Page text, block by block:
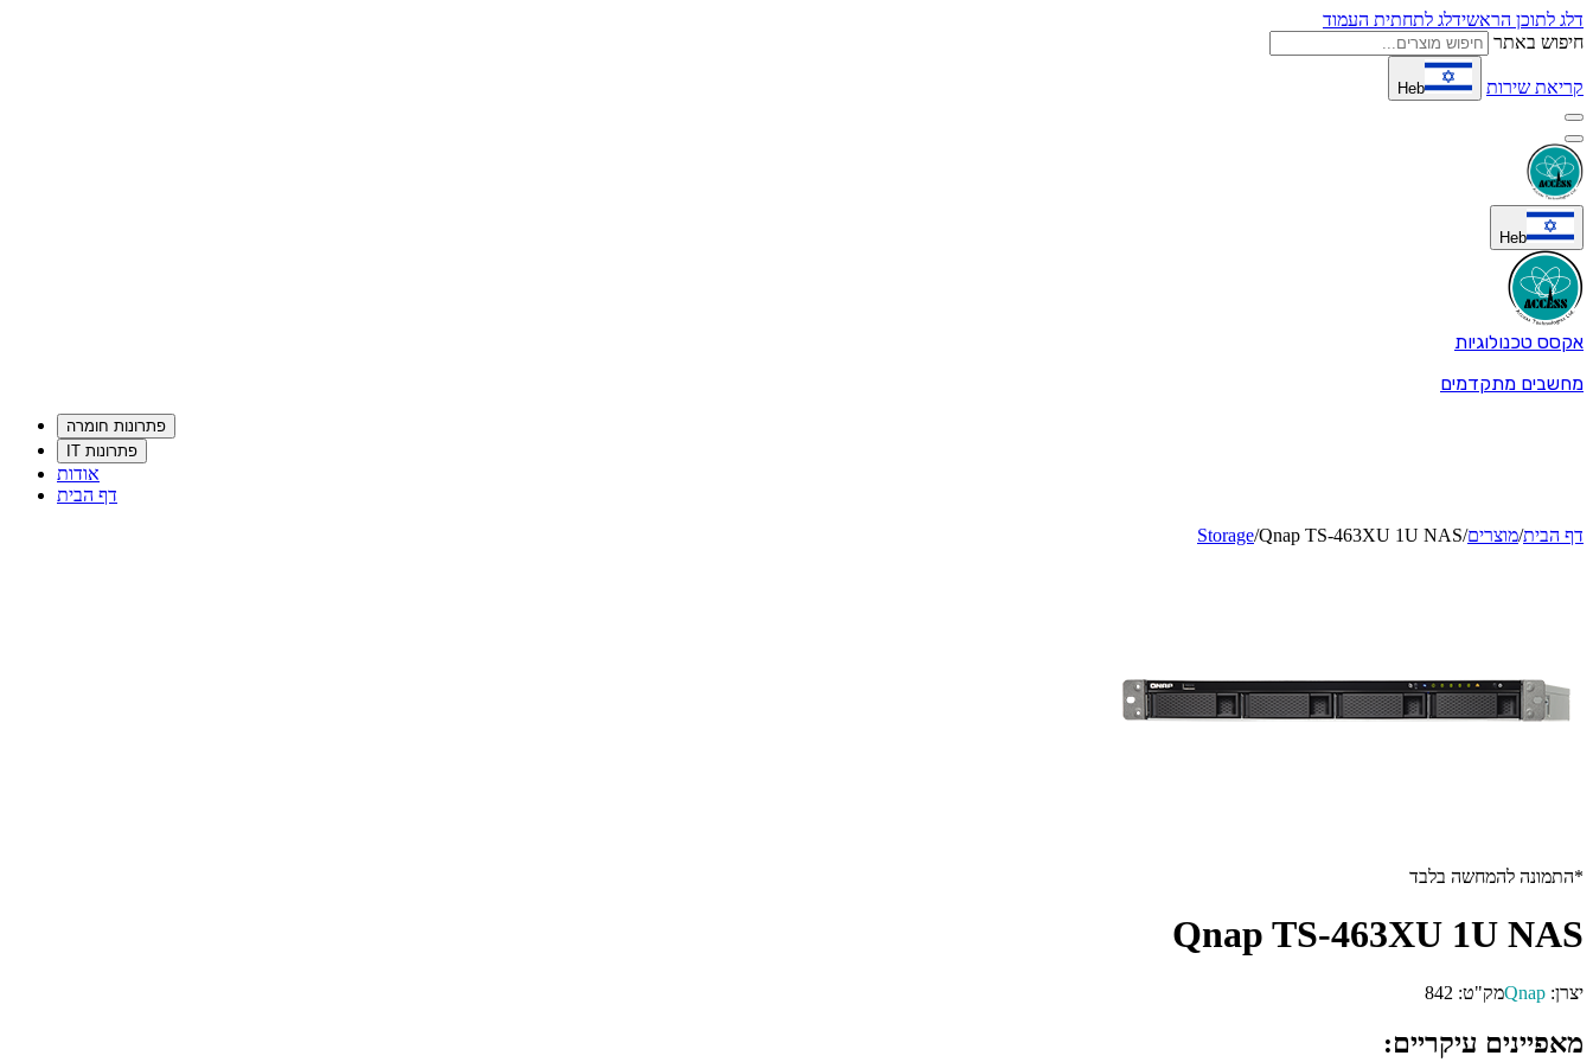
דלג לתוכן הראשידלג לתחתית העמוד
חיפוש באתר
קריאת שירות Heb
Heb
אקסס טכנולוגיות
מחשבים מתקדמים
פתרונות חומרה
פתרונות IT
אודות
דף הבית
דף הבית/מוצרים/
Storage/Qnap TS-463XU 1U NAS
*התמונה להמחשה בלבד
Qnap TS-463XU 1U NAS
יצרן: Qnapמק"ט: 842
מאפיינים עיקריים: